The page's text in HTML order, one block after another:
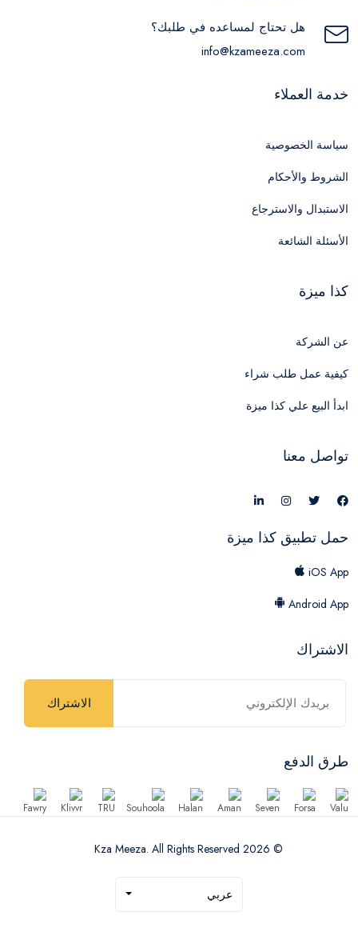
هل تحتاج لمساعده في طلبك؟
info@kzameeza.com
خدمة العملاء
سياسة الخصوصية
الشروط والأحكام
الاستبدال والاسترجاع
الأسئلة الشائعة
كذا ميزة
عن الشركة
كيفية عمل طلب شراء
ابدأ البيع علي كذا ميزة
تواصل معنا
حمل تطبيق كذا ميزة
iOS App
Android App
الاشتراك
الاشتراك
طرق الدفع
© 2026 Kza Meeza. All Rights Reserved
عربي